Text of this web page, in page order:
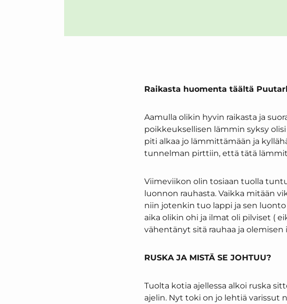
Raikasta huomenta täältä
Aamulla olikin hyvin raikasta ja
poikkeuksellisen lämmin syksy
piti alkaa jo lämmittämään ja
tunnelman pirttiin, että tätä
Viimeviikon olin tosiaan tuolla
luonnon rauhasta. Vaikka mitään
niin jotenkin tuo lappi ja sen luonto
aika olikin ohi ja ilmat oli pilviset (
vähentänyt sitä rauhaa ja
RUSKA JA MISTÄ SE JOHTUU?
Tuolta kotia ajellessa alkoi ruska
ajelin. Nyt toki on jo lehtiä varissut